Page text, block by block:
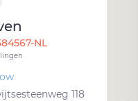
NL
118